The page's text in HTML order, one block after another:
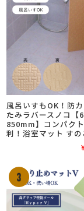
風呂いすもOK！防
たみラバースノコ【
850mm】コンパク
利！浴室マット すの